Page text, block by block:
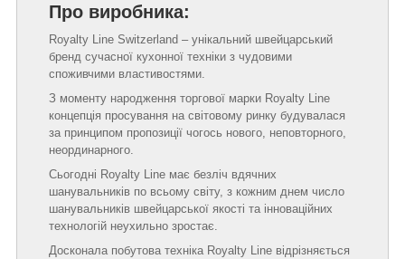
Про виробника:
Royalty Line Switzerland – унікальний швейцарський
бренд сучасної кухонної техніки з чудовими
споживчими властивостями.
З моменту народження торгової марки Royalty Line
концепція просування на світовому ринку будувалася
за принципом пропозиції чогось нового, неповторного,
неординарного.
Сьогодні Royalty Line має безліч вдячних
шанувальників по всьому світу, з кожним днем число
шанувальників швейцарської якості та інноваційних
технологій неухильно зростає.
Досконала побутова техніка Royalty Line відрізняється